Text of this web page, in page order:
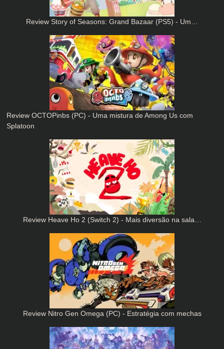
Review Story of Seasons: Grand Bazaar (PS5) - Um…
Review OCTOPinbs (PC) - Uma mistura de Among Us com
Splatoon
Review Heave Ho 2 (Switch 2) - Mais diversão na sala…
Review Nitro Gen Omega (PC) - Estratégia com mechas